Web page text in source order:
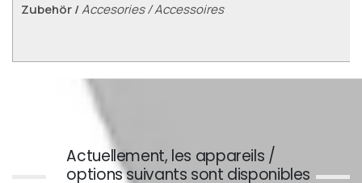
Zubehör /Accesories / Accessoires
Actuellement, les appareils /
options suivants sont disponibles